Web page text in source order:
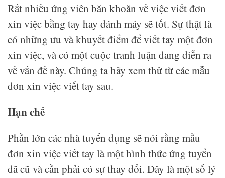
Rất nhiều ứng viên băn khoăn về việc viết đơn
xin việc bằng tay hay đánh máy sẽ tốt. Sự thật là
có những ưu và khuyết điểm để viết tay một đơn
xin việc, và có một cuộc tranh luận đang diễn ra
về vấn đề này. Chúng ta hãy xem thử từ các mẫu
đơn xin việc viết tay sau.
Hạn chế
Phần lớn các nhà tuyển dụng sẽ nói rằng mẫu
đơn xin việc viết tay là một hình thức ứng tuyển
đã cũ và cần phải có sự thay đổi. Đây là một số lý